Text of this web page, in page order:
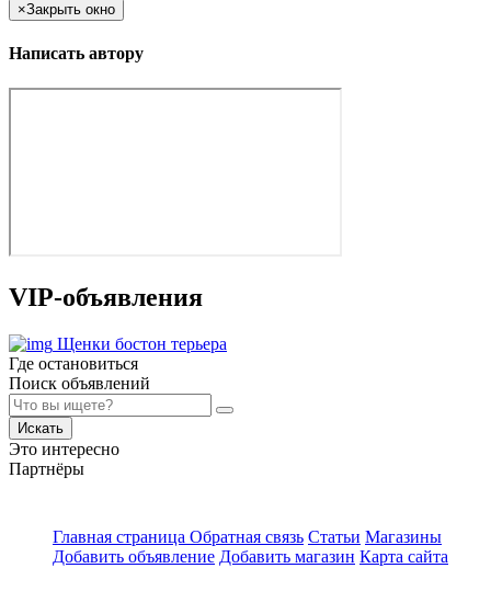
×Закрыть окно
Написать автору
VIP-объявления
Щенки бостон терьера
Где остановиться
Поиск объявлений
Искать
Это интересно
Партнёры
Главная страница Обратная связь Статьи Магазины
Добавить объявление Добавить магазин Карта сайта